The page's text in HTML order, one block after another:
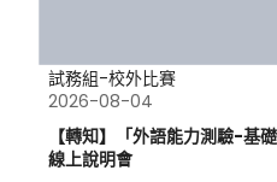
試務組-校外比賽
2026-08-04
【轉知】「外語能力測驗-
線上說明會